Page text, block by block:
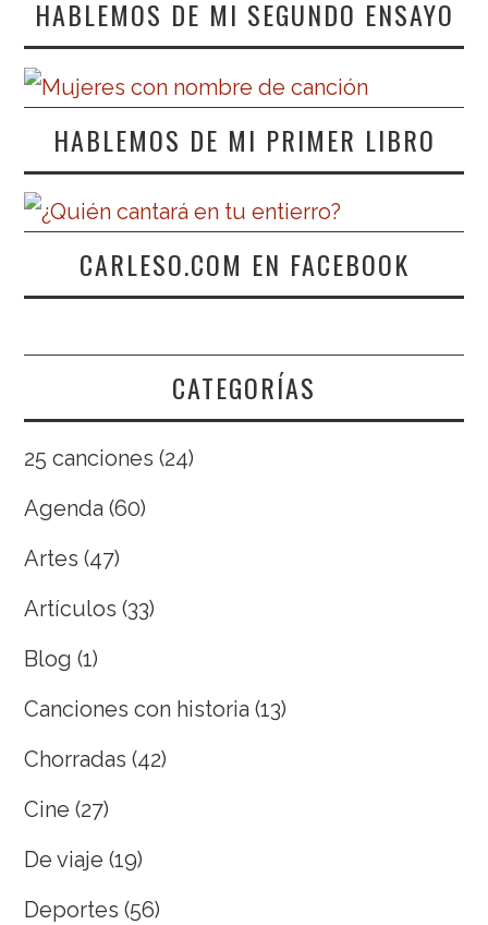
HABLEMOS DE MI SEGUNDO ENSAYO
HABLEMOS DE MI PRIMER LIBRO
CARLESO.COM EN FACEBOOK
CATEGORÍAS
25 canciones (24)
Agenda (60)
Artes (47)
Artículos (33)
Blog (1)
Canciones con historia (13)
Chorradas (42)
Cine (27)
De viaje (19)
Deportes (56)